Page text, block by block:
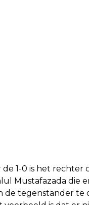
de 1-0 is het rechter
Mustafazada die
de tegenstander te